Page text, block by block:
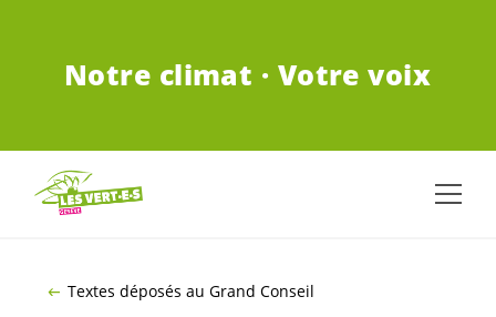
Notre climat · Votre voix
Textes déposés au Grand Conseil